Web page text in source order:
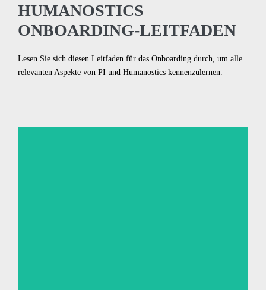
HUMANOSTICS
ONBOARDING-LEITFADEN
Lesen Sie sich diesen Leitfaden für das Onboarding durch, um alle
relevanten Aspekte von PI und Humanostics kennenzulernen.